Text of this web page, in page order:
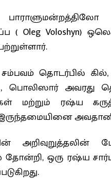
( Oleg Voloshyn)
தொடர்பில்
பொலிஸார் அவரது
மற்றும் ரஷ்ய
அறிவுறுத்தலின்
ஒரு ரஷ்ய